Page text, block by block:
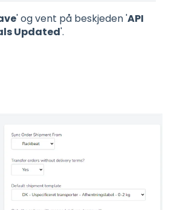
' og vent på beskjeden 'API
Updated'.